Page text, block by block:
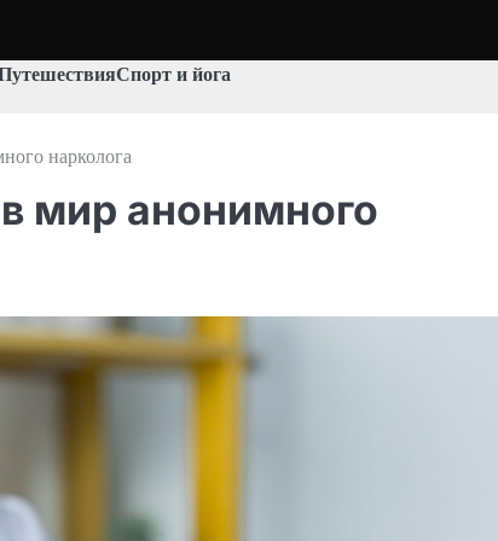
Спорт и йога
нарколога
мир анонимного